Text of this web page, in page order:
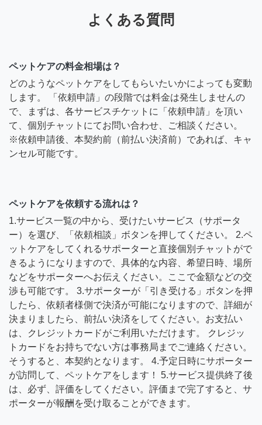
よくある質問
ペットケアの料金相場は？
どのようなペットケアをしてもらいたいかによっても変動
します。 「依頼申請」の段階では料金は発生しませんの
で、まずは、各サービスチケットに「依頼申請」を頂い
て、個別チャットにてお問い合わせ、ご相談ください。
※依頼申請後、本契約前（前払い決済前）であれば、キャ
ンセル可能です。
ペットケアを依頼する流れは？
1.サービス一覧の中から、受けたいサービス（サポータ
ー）を選び、「依頼相談」ボタンを押してください。 2.ペ
ットケアをしてくれるサポーターと直接個別チャットがで
きるようになりますので、具体的な内容、希望日時、場所
などをサポーターへお伝えください。ここで金額などの交
渉も可能です。 3.サポーターが「引き受ける」ボタンを押
したら、依頼者様側で決済が可能になりますので、詳細が
決まりましたら、前払い決済をしてください。お支払い
は、クレジットカードがご利用いただけます。 クレジッ
トカードをお持ちでない方は事務局までご連絡ください。
そうすると、本契約となります。 4.予定日時にサポーター
が訪問して、ペットケアをします！ 5.サービス提供終了後
は、必ず、評価をしてください。評価まで完了すると、サ
ポーターが報酬を受け取ることができます。